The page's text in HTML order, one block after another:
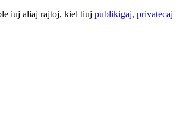
iuj aliaj rajtoj, kiel tiuj publikigaj, privatecaj